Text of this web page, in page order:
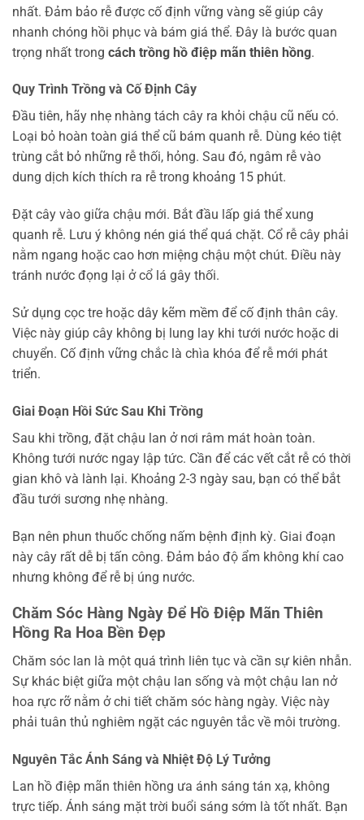
nhất. Đảm bảo rễ được cố định vững vàng sẽ giúp cây
nhanh chóng hồi phục và bám giá thể. Đây là bước quan
trọng nhất trong cách trồng hồ điệp mãn thiên hồng.
Quy Trình Trồng và Cố Định Cây
Đầu tiên, hãy nhẹ nhàng tách cây ra khỏi chậu cũ nếu có.
Loại bỏ hoàn toàn giá thể cũ bám quanh rễ. Dùng kéo tiệt
trùng cắt bỏ những rễ thối, hỏng. Sau đó, ngâm rễ vào
dung dịch kích thích ra rễ trong khoảng 15 phút.
Đặt cây vào giữa chậu mới. Bắt đầu lấp giá thể xung
quanh rễ. Lưu ý không nén giá thể quá chặt. Cổ rễ cây phải
nằm ngang hoặc cao hơn miệng chậu một chút. Điều này
tránh nước đọng lại ở cổ lá gây thối.
Sử dụng cọc tre hoặc dây kẽm mềm để cố định thân cây.
Việc này giúp cây không bị lung lay khi tưới nước hoặc di
chuyển. Cố định vững chắc là chìa khóa để rễ mới phát
triển.
Giai Đoạn Hồi Sức Sau Khi Trồng
Sau khi trồng, đặt chậu lan ở nơi râm mát hoàn toàn.
Không tưới nước ngay lập tức. Cần để các vết cắt rễ có thời
gian khô và lành lại. Khoảng 2-3 ngày sau, bạn có thể bắt
đầu tưới sương nhẹ nhàng.
Bạn nên phun thuốc chống nấm bệnh định kỳ. Giai đoạn
này cây rất dễ bị tấn công. Đảm bảo độ ẩm không khí cao
nhưng không để rễ bị úng nước.
Chăm Sóc Hàng Ngày Để Hồ Điệp Mãn Thiên
Hồng Ra Hoa Bền Đẹp
Chăm sóc lan là một quá trình liên tục và cần sự kiên nhẫn.
Sự khác biệt giữa một chậu lan sống và một chậu lan nở
hoa rực rỡ nằm ở chi tiết chăm sóc hàng ngày. Việc này
phải tuân thủ nghiêm ngặt các nguyên tắc về môi trường.
Nguyên Tắc Ánh Sáng và Nhiệt Độ Lý Tưởng
Lan hồ điệp mãn thiên hồng ưa ánh sáng tán xạ, không
trực tiếp. Ánh sáng mặt trời buổi sáng sớm là tốt nhất. Bạn